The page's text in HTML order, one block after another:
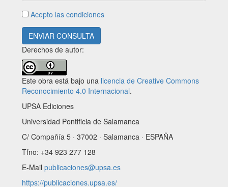
Acepto las condiciones
ENVIAR CONSULTA
Derechos de autor:
Este obra está bajo una licencia de Creative Commons
Reconocimiento 4.0 Internacional.
UPSA Ediciones
Universidad Pontificia de Salamanca
C/ Compañía 5 · 37002 · Salamanca · ESPAÑA
Tfno: +34 923 277 128
E-Mail publicaciones@upsa.es
https://publicaciones.upsa.es/